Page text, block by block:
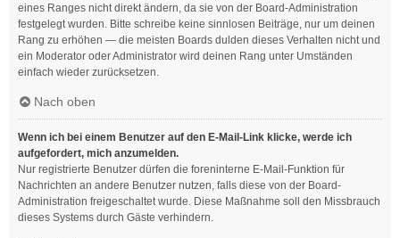
eines Ranges nicht direkt ändern, da sie von der Board-Administration
festgelegt wurden. Bitte schreibe keine sinnlosen Beiträge, nur um deinen
Rang zu erhöhen — die meisten Boards dulden dieses Verhalten nicht und
ein Moderator oder Administrator wird deinen Rang unter Umständen
einfach wieder zurücksetzen.
Nach oben
Wenn ich bei einem Benutzer auf den E-Mail-Link klicke, werde ich
aufgefordert, mich anzumelden.
Nur registrierte Benutzer dürfen die foreninterne E-Mail-Funktion für
Nachrichten an andere Benutzer nutzen, falls diese von der Board-
Administration freigeschaltet wurde. Diese Maßnahme soll den Missbrauch
dieses Systems durch Gäste verhindern.